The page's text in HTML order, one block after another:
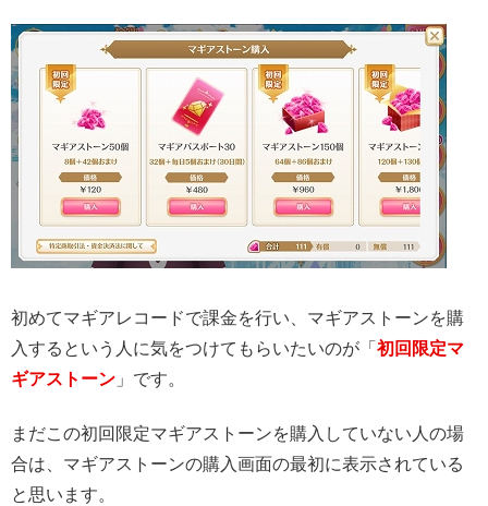
初めてマギアレコードで課金を行い、マギアストーンを購
入するという人に気をつけてもらいたいのが「 初回限定マ
ギアストーン 」です。
まだこの初回限定マギアストーンを購入していない人の場
合は、マギアストーンの購入画面の最初に表示されている
と思います。